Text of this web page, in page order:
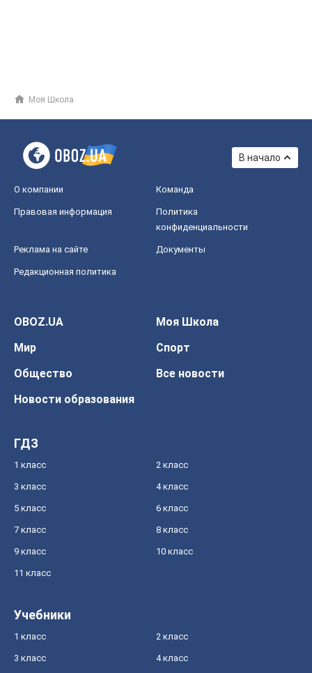
Моя Школа
В начало
О компании Команда
Правовая информация
Политика
конфиденциальности
Реклама на сайте Документы
Редакционная политика
OBOZ.UA
Моя Школа
Мир
Спорт
Общество
Все новости
Новости образования
ГДЗ
1 класс 2 класс
3 класс 4 класс
5 класс 6 класс
7 класс 8 класс
9 класс 10 класс
11 класс
Учебники
1 класс 2 класс
3 класс 4 класс